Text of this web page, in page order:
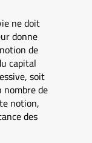
ne doit
donne
de
capital
soit
de
notion,
des